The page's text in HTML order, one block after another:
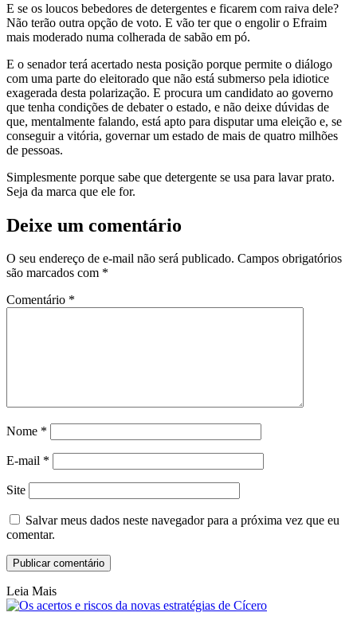
E se os loucos bebedores de detergentes e ficarem com raiva dele?
Não terão outra opção de voto. E vão ter que o engolir o Efraim
mais moderado numa colherada de sabão em pó.
E o senador terá acertado nesta posição porque permite o diálogo
com uma parte do eleitorado que não está submerso pela idiotice
exagerada desta polarização. E procura um candidato ao governo
que tenha condições de debater o estado, e não deixe dúvidas de
que, mentalmente falando, está apto para disputar uma eleição e, se
conseguir a vitória, governar um estado de mais de quatro milhões
de pessoas.
Simplesmente porque sabe que detergente se usa para lavar prato.
Seja da marca que ele for.
Deixe um comentário
O seu endereço de e-mail não será publicado. Campos obrigatórios
são marcados com *
Comentário *
Nome *
E-mail *
Site
Salvar meus dados neste navegador para a próxima vez que eu
comentar.
Leia Mais